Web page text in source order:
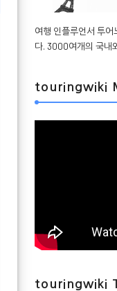
여행 인플루언서 투어
다. 3000여개의 국내
touringwiki
touringwiki